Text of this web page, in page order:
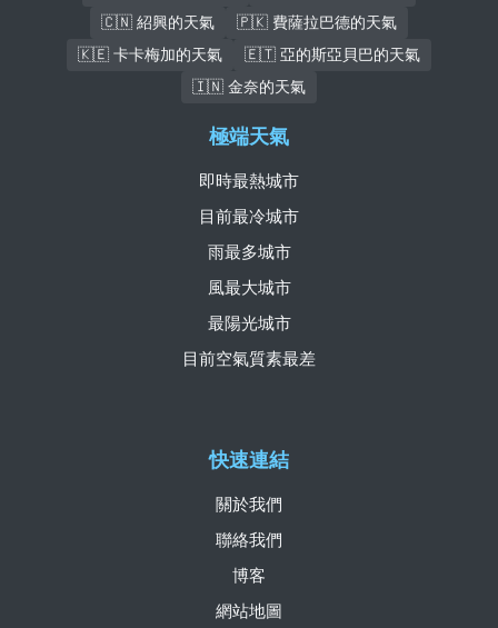
🇨🇳 紹興的天氣
🇵🇰 費薩拉巴德的天氣
🇰🇪 卡卡梅加的天氣
🇪🇹 亞的斯亞貝巴的天氣
🇮🇳 金奈的天氣
快速連結
關於我們
聯絡我們
博客
網站地圖
極端天氣
即時最熱城市
目前最冷城市
雨最多城市
風最大城市
最陽光城市
目前空氣質素最差